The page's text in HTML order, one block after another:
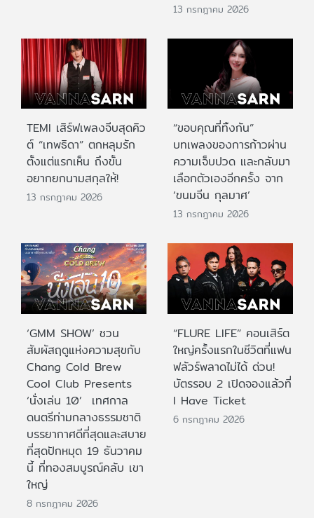
13 กรกฎาคม 2026
TEMI เสิร์ฟเพลงจีบสุดคิว
ต์ “เทพธิดา” ตกหลุมรัก
ตั้งแต่แรกเห็น ถึงขั้น
อยากยกนามสกุลให้!
13 กรกฎาคม 2026
“ขอบคุณที่ทิ้งกัน”
บทเพลงของการก้าวผ่าน
ความเจ็บปวด และกลับมา
เลือกตัวเองอีกครั้ง จาก
‘ขนมจีน กุลมาศ’
13 กรกฎาคม 2026
‘GMM SHOW’ ชวน
สัมผัสฤดูแห่งความสุขกับ
Chang Cold Brew
Cool Club Presents
‘นั่งเล่น 10’ เทศกาล
ดนตรีท่ามกลางธรรมชาติ
บรรยากาศดีที่สุดและสบาย
ที่สุดปักหมุด 19 ธันวาคม
นี้ ที่ทองสมบูรณ์คลับ เขา
ใหญ่
8 กรกฎาคม 2026
“FLURE LIFE” คอนเสิร์ต
ใหญ่ครั้งแรกในชีวิตที่แฟน
ฟลัวร์พลาดไม่ได้ ด่วน!
บัตรรอบ 2 เปิดจองแล้วที่
I Have Ticket
6 กรกฎาคม 2026